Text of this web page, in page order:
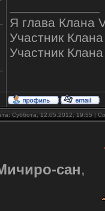
Я глава Клана
Участник
Участник
Суббота, 12.05.2012, 19:55 |
сан,